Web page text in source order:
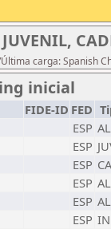
JUVENIL,
carga: Spanish
inicial
FIDE-ID FED
ESP
ESP
ESP
ESP
ESP
ESP